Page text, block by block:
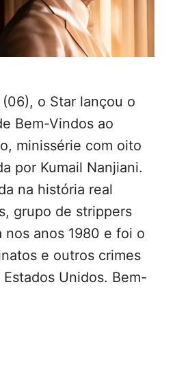
o Star lançou o
Bem-Vindos ao
minissérie com oito
por Kumail Nanjiani.
na história real
grupo de strippers
nos anos 1980 e foi o
e outros crimes
Unidos. Bem-